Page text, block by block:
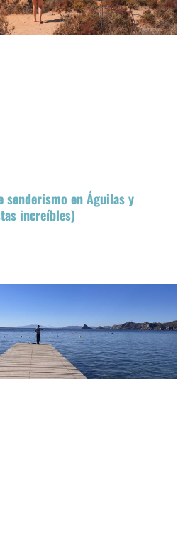
senderismo en Águilas y
increíbles)